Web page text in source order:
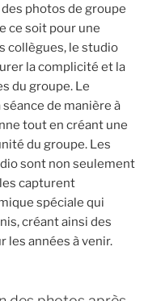
photos de groupe
ce soit pour une
collègues, le studio
la complicité et la
du groupe. Le
de manière à
tout en créant une
du groupe. Les
sont non seulement
capturent
spéciale qui
créant ainsi des
les années à venir.